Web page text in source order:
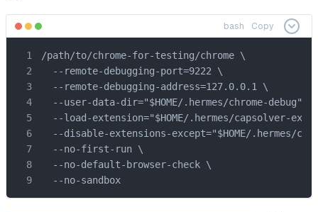
bash Copy
/path/to/chrome-for-testing/chrome \
  --remote-debugging-port=9222 \
  --remote-debugging-address=127.0.0.1 \
  --user-data-dir="$HOME/.hermes/chrome-debug" \
--load-extension="$HOME/.hermes/capsolver-
--disable-extensions-except="$HOME/.hermes/
  --no-first-run \
  --no-default-browser-check \
  --no-sandbox